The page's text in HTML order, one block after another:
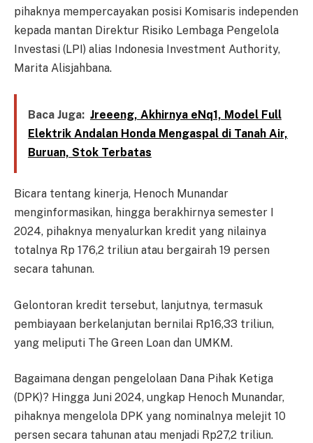
pihaknya mempercayakan posisi Komisaris independen
kepada mantan Direktur Risiko Lembaga Pengelola
Investasi (LPI) alias Indonesia Investment Authority,
Marita Alisjahbana.
Baca Juga: Jreeeng, Akhirnya eNq1, Model Full
Elektrik Andalan Honda Mengaspal di Tanah Air,
Buruan, Stok Terbatas
Bicara tentang kinerja, Henoch Munandar
menginformasikan, hingga berakhirnya semester I
2024, pihaknya menyalurkan kredit yang nilainya
totalnya Rp 176,2 triliun atau bergairah 19 persen
secara tahunan.
Gelontoran kredit tersebut, lanjutnya, termasuk
pembiayaan berkelanjutan bernilai Rp16,33 triliun,
yang meliputi The Green Loan dan UMKM.
Bagaimana dengan pengelolaan Dana Pihak Ketiga
(DPK)? Hingga Juni 2024, ungkap Henoch Munandar,
pihaknya mengelola DPK yang nominalnya melejit 10
persen secara tahunan atau menjadi Rp27,2 triliun.